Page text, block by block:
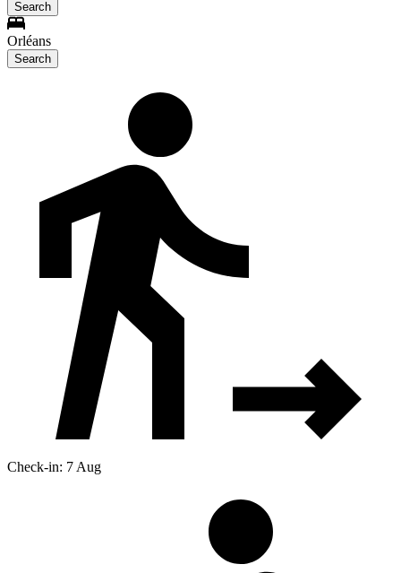
Search
Orléans
Search
Check-in: 7 Aug